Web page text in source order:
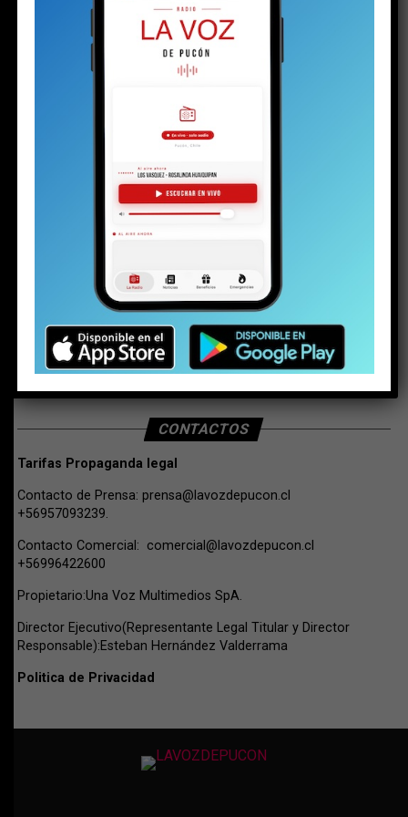
BUSCAR
CONTACTOS
Tarifas Propaganda legal
Contacto de Prensa: prensa@lavozdepucon.cl
+56957093239.
Contacto Comercial: comercial@lavozdepucon.cl
+56996422600
Propietario:Una Voz Multimedios SpA.
Director Ejecutivo(Representante Legal Titular y Director
Responsable):Esteban Hernández Valderrama
Politica de Privacidad